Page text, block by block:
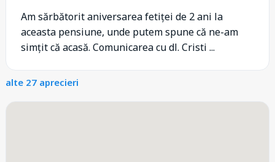
Am sărbătorit aniversarea fetiței de 2 ani la
aceasta pensiune, unde putem spune că ne-am
simțit că acasă. Comunicarea cu dl. Cristi ...
alte 27 aprecieri